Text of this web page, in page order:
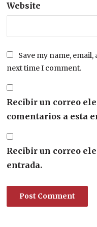
Website
Save my name,
next time I comment.
Recibir un correo
comentarios a esta
Recibir un correo
entrada.